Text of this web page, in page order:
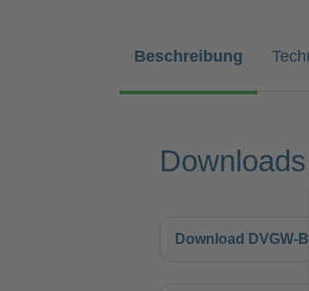
Beschreibung
Downloads
Download DVGW-